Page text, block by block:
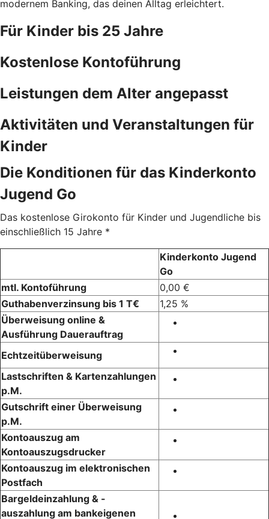
modernem Banking, das deinen Alltag erleichtert.
Für Kinder bis 25 Jahre
Kostenlose Kontoführung
Leistungen dem Alter angepasst
Aktivitäten und Veranstaltungen für
Kinder
Die Konditionen für das Kinderkonto
Jugend Go
Das kostenlose Girokonto für Kinder und Jugendliche bis
einschließlich 15 Jahre *
Kinderkonto Jugend
Go
mtl. Kontoführung
0,00 €
Guthabenverzinsung bis 1 T€
1,25 %
Überweisung online &
Ausführung Dauerauftrag
Echtzeitüberweisung
Lastschriften & Kartenzahlungen
p.M.
Gutschrift einer Überweisung
p.M.
Kontoauszug am
Kontoauszugsdrucker
Kontoauszug im elektronischen
Postfach
Bargeldeinzahlung & -
auszahlung am bankeigenen